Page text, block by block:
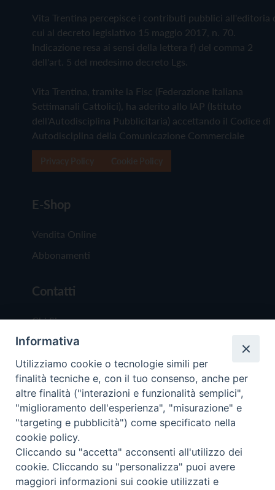
Vita Trentina percepisce i contributi pubblici all'editoria
cui al decreto legislativo 15 maggio 2017, n. 70.
Indicazione resa ai sensi della lettera f) del comma 2
dell'art. 5 del medesimo decreto Lgs.
Vita Trentina, tramite la Fisc (Federazione Italiana
Settimanali Cattolici), ha aderito allo IAP (Istituto
dell'Autodisciplina Pubblicitaria) accettando il Codice di
Autodisciplina della Comunicazione Commerciale
E-Shop
Vendita Online
Abbonamenti
Contatti
Chi Siamo
Redazione
Scrivici
Copyright © 2019 - Tutti i diritti riservati - Vita
Trentina Editrice
Privacy Policy
Informativa
Utilizziamo cookie o tecnologie simili per
finalità tecniche e, con il tuo consenso, anche per
altre finalità ("interazioni e funzionalità semplici",
"miglioramento dell'esperienza", "misurazione" e
"targeting e pubblicità") come specificato nella
cookie policy.
Cliccando su "accetta" acconsenti all'utilizzo dei
cookie. Cliccando su "personalizza" puoi avere
maggiori informazioni sui cookie utilizzati e